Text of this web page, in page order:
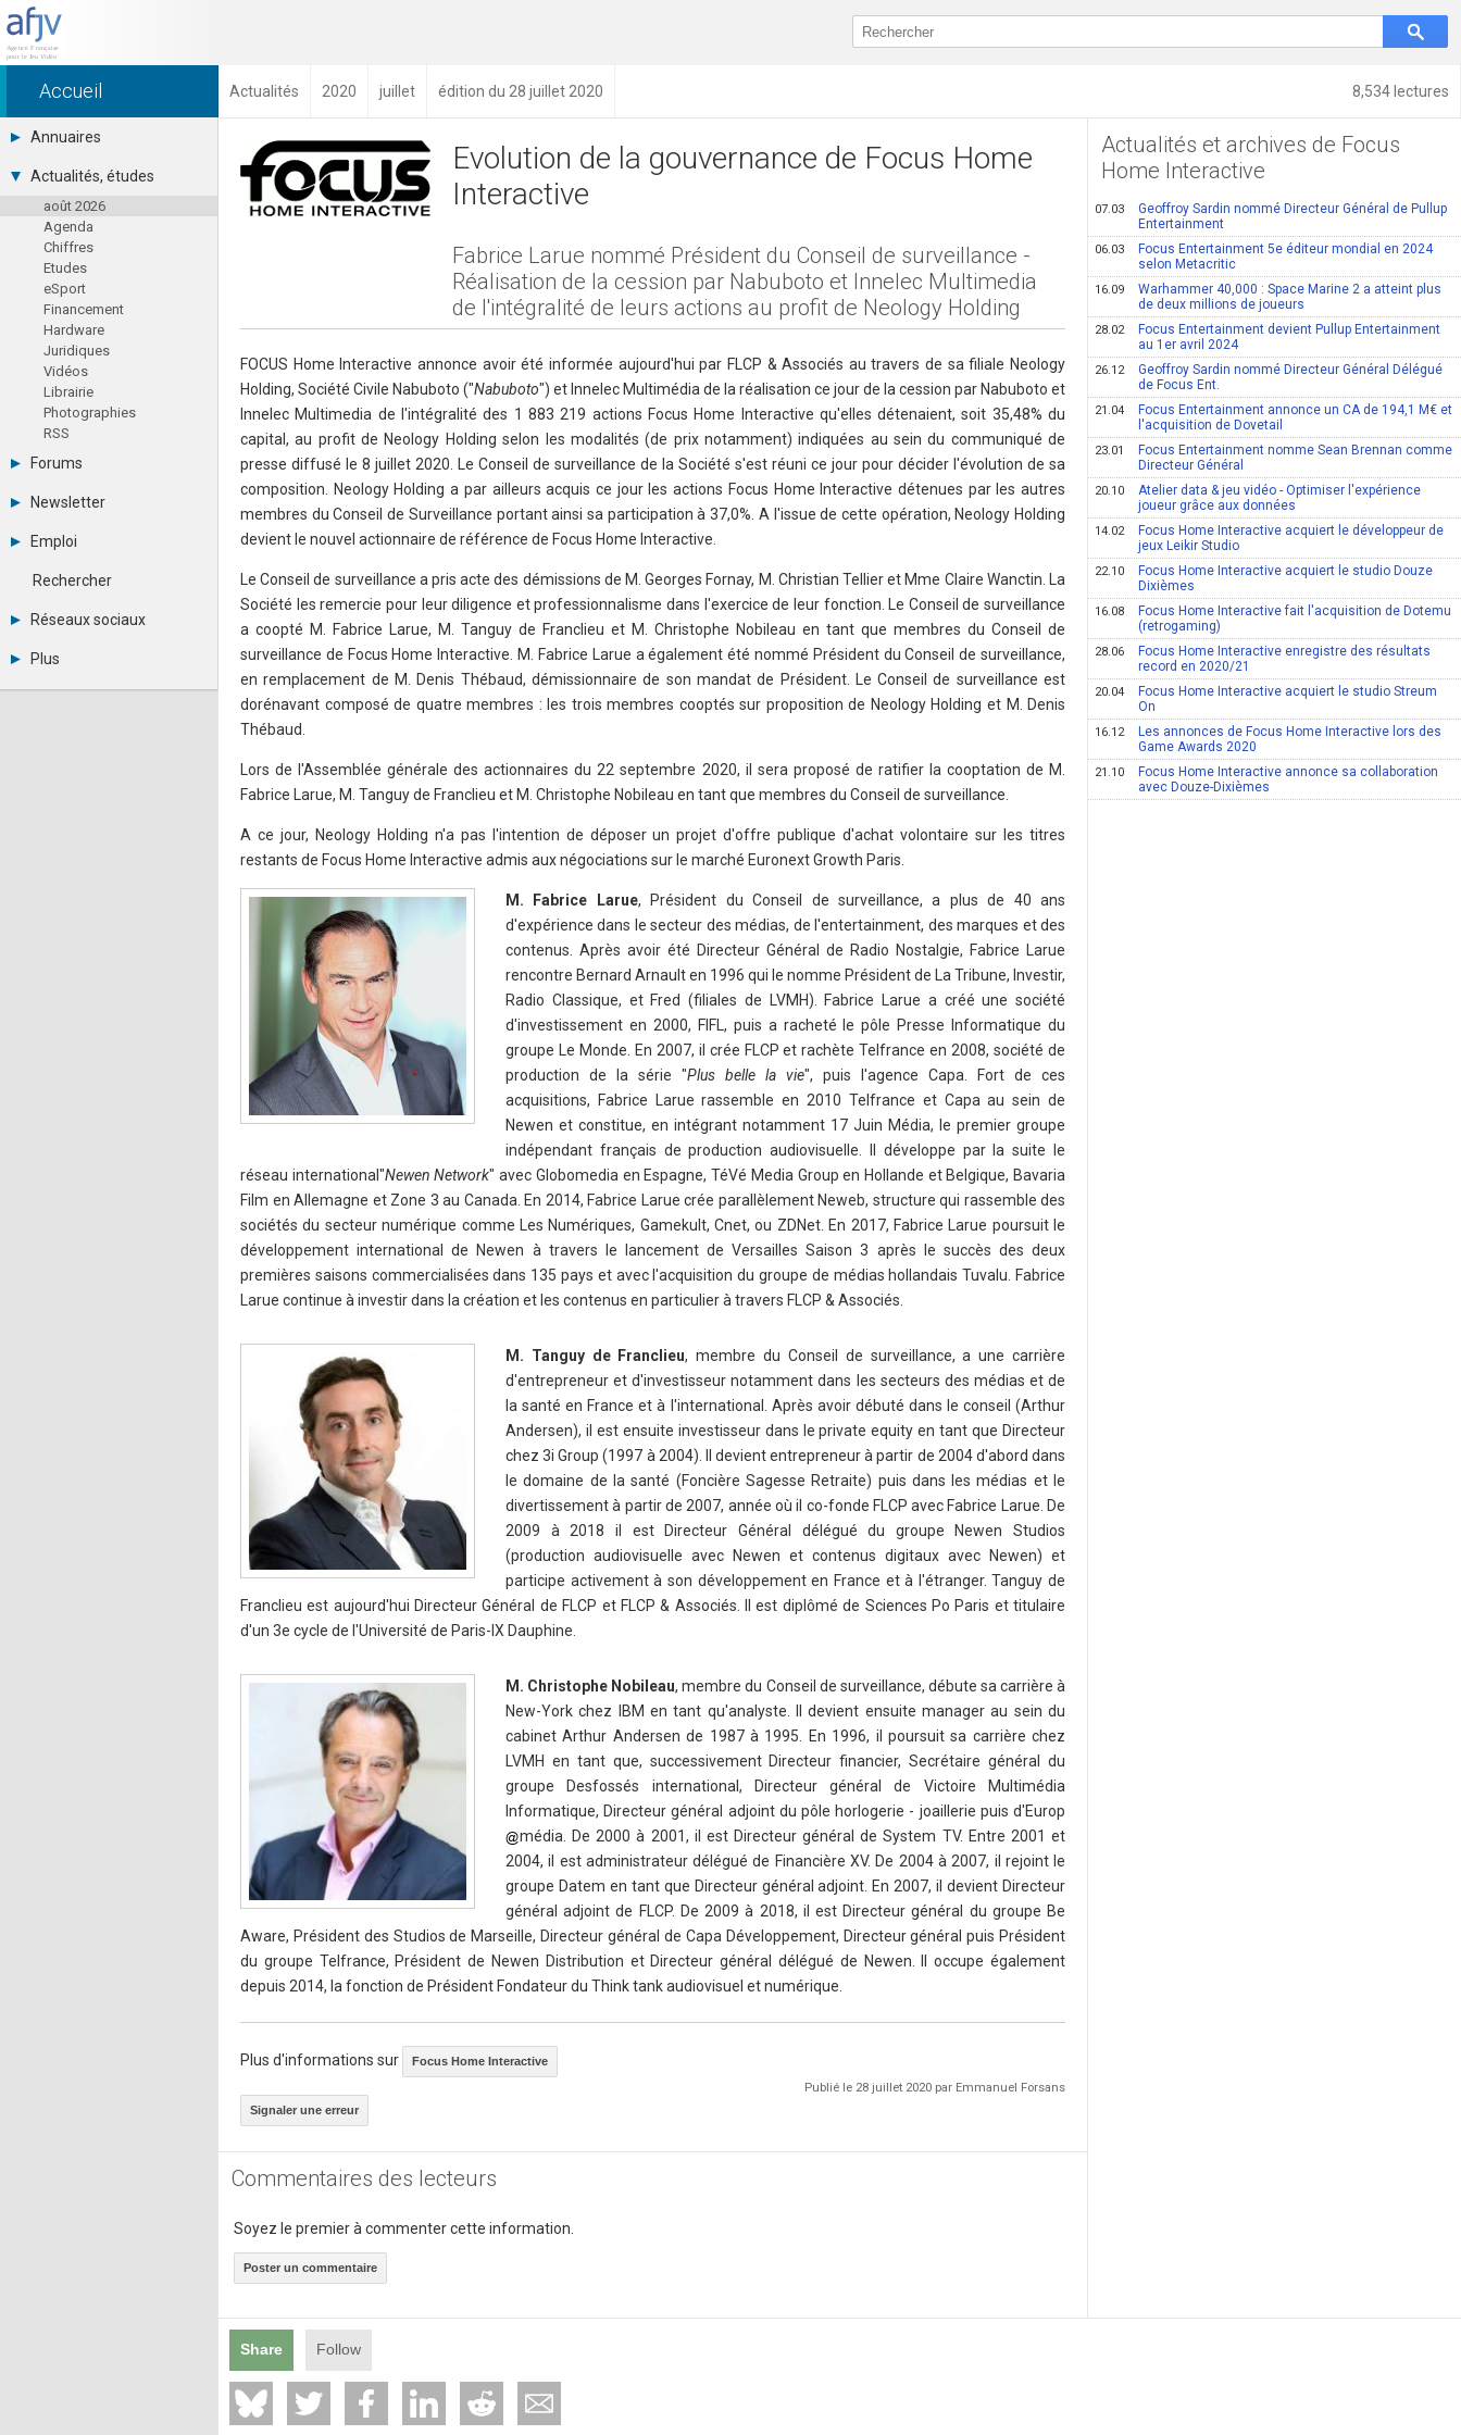
8,534 lectures
Accueil Actualités 2020 juillet édition du 28 juillet 2020
Annuaires
Toutes les sociétés (691)
Studios (418)
Editeurs (49)
Distributeurs (16)
Hard. / Accessoires (10)
Middlewares (15)
Prestataires (99)
Assoc. / Syndicats (21)
Formations / Ecoles (46)
Presse spécialisée (17)
Actualités, études
août 2026
Agenda
Chiffres
Etudes
eSport
Financement
Hardware
Juridiques
Vidéos
Librairie
Photographies
RSS
Forums
Tous les forums
Se connecter
Messages privés
Contacter un modérateur
Newsletter
Archives
Abonnement
Emploi
Consulter les annonces
Observatoire de l'emploi
Rechercher
Réseaux sociaux
LinkedIn
Plus
Annonceurs
Evolution de la gouvernance de Focus Home
Interactive
Fabrice Larue nommé Président du Conseil de surveillance -
Réalisation de la cession par Nabuboto et lnnelec Multimedia
de l'intégralité de leurs actions au profit de Neology Holding
FOCUS Home Interactive annonce avoir été informée aujourd'hui par FLCP & Associés au travers de sa filiale Neology
Holding, Société Civile Nabuboto ("Nabuboto") et lnnelec Multimédia de la réalisation ce jour de la cession par Nabuboto et
lnnelec Multimedia de l'intégralité des 1 883 219 actions Focus Home Interactive qu'elles détenaient, soit 35,48% du
capital, au profit de Neology Holding selon les modalités (de prix notamment) indiquées au sein du communiqué de
presse diffusé le 8 juillet 2020. Le Conseil de surveillance de la Société s'est réuni ce jour pour décider l'évolution de sa
composition. Neology Holding a par ailleurs acquis ce jour les actions Focus Home Interactive détenues par les autres
membres du Conseil de Surveillance portant ainsi sa participation à 37,0%. A l'issue de cette opération, Neology Holding
devient le nouvel actionnaire de référence de Focus Home Interactive.
Le Conseil de surveillance a pris acte des démissions de M. Georges Fornay, M. Christian Tellier et Mme Claire Wanctin. La
Société les remercie pour leur diligence et professionnalisme dans l'exercice de leur fonction. Le Conseil de surveillance
a coopté M. Fabrice Larue, M. Tanguy de Franclieu et M. Christophe Nobileau en tant que membres du Conseil de
surveillance de Focus Home Interactive. M. Fabrice Larue a également été nommé Président du Conseil de surveillance,
en remplacement de M. Denis Thébaud, démissionnaire de son mandat de Président. Le Conseil de surveillance est
dorénavant composé de quatre membres : les trois membres cooptés sur proposition de Neology Holding et M. Denis
Thébaud.
Lors de l'Assemblée générale des actionnaires du 22 septembre 2020, il sera proposé de ratifier la cooptation de M.
Fabrice Larue, M. Tanguy de Franclieu et M. Christophe Nobileau en tant que membres du Conseil de surveillance.
A ce jour, Neology Holding n'a pas l'intention de déposer un projet d'offre publique d'achat volontaire sur les titres
restants de Focus Home Interactive admis aux négociations sur le marché Euronext Growth Paris.
M. Fabrice Larue, Président du Conseil de surveillance, a plus de 40 ans
d'expérience dans le secteur des médias, de l'entertainment, des marques et des
contenus. Après avoir été Directeur Général de Radio Nostalgie, Fabrice Larue
rencontre Bernard Arnault en 1996 qui le nomme Président de La Tribune, Investir,
Radio Classique, et Fred (filiales de LVMH). Fabrice Larue a créé une société
d'investissement en 2000, FIFL, puis a racheté le pôle Presse Informatique du
groupe Le Monde. En 2007, il crée FLCP et rachète Telfrance en 2008, société de
production de la série "Plus belle la vie", puis l'agence Capa. Fort de ces
acquisitions, Fabrice Larue rassemble en 2010 Telfrance et Capa au sein de
Newen et constitue, en intégrant notamment 17 Juin Média, le premier groupe
indépendant français de production audiovisuelle. Il développe par la suite le
réseau international"Newen Network" avec Globomedia en Espagne, TéVé Media Group en Hollande et Belgique, Bavaria
Film en Allemagne et Zone 3 au Canada. En 2014, Fabrice Larue crée parallèlement Neweb, structure qui rassemble des
sociétés du secteur numérique comme Les Numériques, Gamekult, Cnet, ou ZDNet. En 2017, Fabrice Larue poursuit le
développement international de Newen à travers le lancement de Versailles Saison 3 après le succès des deux
premières saisons commercialisées dans 135 pays et avec l'acquisition du groupe de médias hollandais Tuvalu. Fabrice
Larue continue à investir dans la création et les contenus en particulier à travers FLCP & Associés.
M. Tanguy de Franclieu, membre du Conseil de surveillance, a une carrière
d'entrepreneur et d'investisseur notamment dans les secteurs des médias et de
la santé en France et à l'international. Après avoir débuté dans le conseil (Arthur
Andersen), il est ensuite investisseur dans le private equity en tant que Directeur
chez 3i Group (1997 à 2004). Il devient entrepreneur à partir de 2004 d'abord dans
le domaine de la santé (Foncière Sagesse Retraite) puis dans les médias et le
divertissement à partir de 2007, année où il co-fonde FLCP avec Fabrice Larue. De
2009 à 2018 il est Directeur Général délégué du groupe Newen Studios
(production audiovisuelle avec Newen et contenus digitaux avec Newen) et
participe activement à son développement en France et à l'étranger. Tanguy de
Franclieu est aujourd'hui Directeur Général de FLCP et FLCP & Associés. Il est diplômé de Sciences Po Paris et titulaire
d'un 3e cycle de l'Université de Paris-IX Dauphine.
M. Christophe Nobileau, membre du Conseil de surveillance, débute sa carrière à
New-York chez IBM en tant qu'analyste. Il devient ensuite manager au sein du
cabinet Arthur Andersen de 1987 à 1995. En 1996, il poursuit sa carrière chez
LVMH en tant que, successivement Directeur financier, Secrétaire général du
groupe Desfossés international, Directeur général de Victoire Multimédia
Informatique, Directeur général adjoint du pôle horlogerie - joaillerie puis d'Europ
média. De 2000 à 2001, il est Directeur général de System TV. Entre 2001 et
2004, il est administrateur délégué de Financière XV. De 2004 à 2007, il rejoint le
groupe Datem en tant que Directeur général adjoint. En 2007, il devient Directeur
général adjoint de FLCP. De 2009 à 2018, il est Directeur général du groupe Be
Aware, Président des Studios de Marseille, Directeur général de Capa Développement, Directeur général puis Président
du groupe Telfrance, Président de Newen Distribution et Directeur général délégué de Newen. Il occupe également
depuis 2014, la fonction de Président Fondateur du Think tank audiovisuel et numérique.
Plus d'informations sur Focus Home Interactive
Publié le 28 juillet 2020 par Emmanuel Forsans
Signaler une erreur
Commentaires des lecteurs
Soyez le premier à commenter cette information.
Poster un commentaire
Actualités et archives de Focus
Home Interactive
07.03
Geoffroy Sardin nommé Directeur Général de Pullup
Entertainment
06.03
Focus Entertainment 5e éditeur mondial en 2024
selon Metacritic
16.09
Warhammer 40,000 : Space Marine 2 a atteint plus
de deux millions de joueurs
28.02
Focus Entertainment devient Pullup Entertainment
au 1er avril 2024
26.12
Geoffroy Sardin nommé Directeur Général Délégué
de Focus Ent.
21.04
Focus Entertainment annonce un CA de 194,1 M€ et
l'acquisition de Dovetail
23.01
Focus Entertainment nomme Sean Brennan comme
Directeur Général
20.10
Atelier data & jeu vidéo - Optimiser l'expérience
joueur grâce aux données
14.02
Focus Home Interactive acquiert le développeur de
jeux Leikir Studio
22.10
Focus Home Interactive acquiert le studio Douze
Dixièmes
16.08
Focus Home Interactive fait l'acquisition de Dotemu
(retrogaming)
28.06
Focus Home Interactive enregistre des résultats
record en 2020/21
20.04
Focus Home Interactive acquiert le studio Streum
On
16.12
Les annonces de Focus Home Interactive lors des
Game Awards 2020
21.10
Focus Home Interactive annonce sa collaboration
avec Douze-Dixièmes
Share Follow